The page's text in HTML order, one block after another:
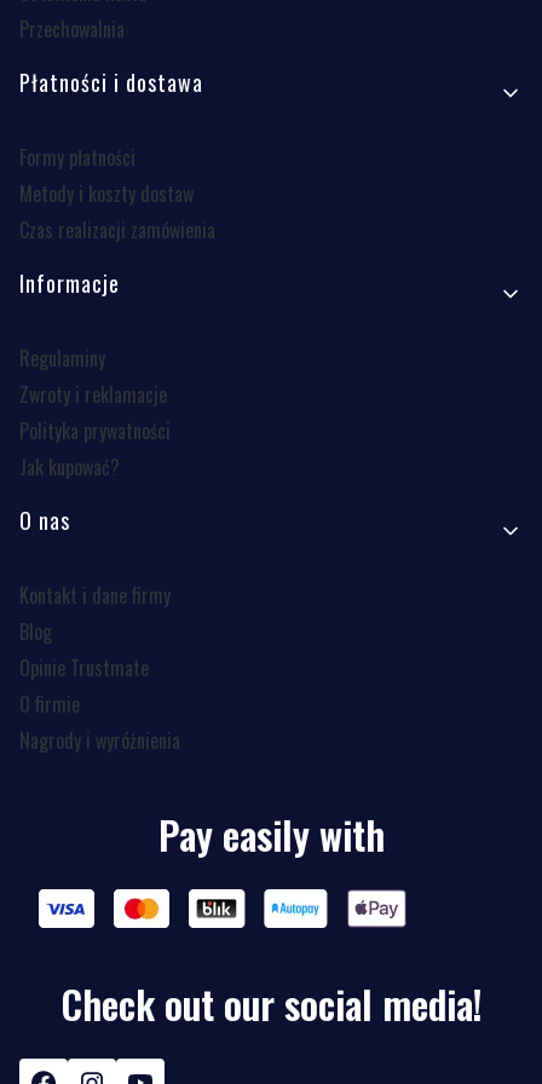
Przechowalnia
Płatności i dostawa
Formy płatności
Metody i koszty dostaw
Czas realizacji zamówienia
Informacje
Regulaminy
Zwroty i reklamacje
Polityka prywatności
Jak kupować?
O nas
Kontakt i dane firmy
Blog
Opinie Trustmate
O firmie
Nagrody i wyróżnienia
Pay easily with
Check out our social media!